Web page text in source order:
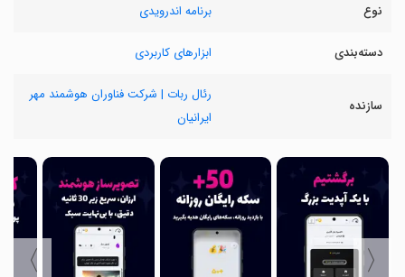
نوع برنامه اندرویدی
دسته‌بندی ابزارهای کاربردی
سازنده
رئال ربات | شرکت فناوران هوشمند مهر
ایرانیان
〈
〉